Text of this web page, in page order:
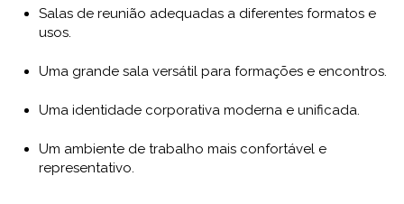
Salas de reunião adequadas a diferentes formatos e
usos.
Uma grande sala versátil para formações e encontros.
Uma identidade corporativa moderna e unificada.
Um ambiente de trabalho mais confortável e
representativo.